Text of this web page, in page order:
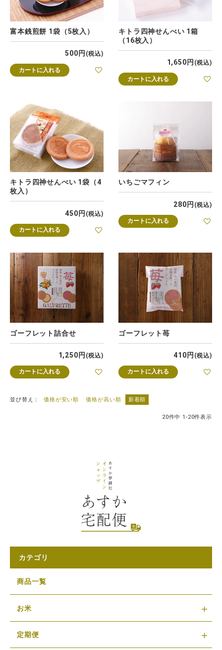
富本銭煎餅 1袋（5枚入）
500 税込
カートに入れる
キトラ四神せんべい 1箱
（16枚入）
1,650 税込
カートに入れる
キトラ四神せんべい 1袋（4
枚入）
450 税込
カートに入れる
いちごマフィン
280 税込
カートに入れる
ゴーフレット詰合せ
1,250 税込
カートに入れる
ゴーフレット苺
410 税込
カートに入れる
並び替え 価格が安い順 価格が高い順 新着順
20件中 1 -20件表示
カテゴリ
商品一覧
お米
定期便